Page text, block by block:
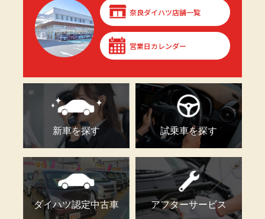
奈良ダイハツ店舗一覧
営業日カレンダー
新車を探す 試乗車を探す
ダイハツ認定中古車 アフターサービス